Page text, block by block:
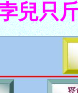
兒只